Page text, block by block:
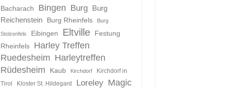
Bacharach Bingen Burg
Burg
Reichenstein
Burg Rheinfels Burg
Stolzenfels Eibingen Eltville
Festung
Rheinfels
Harley Treffen
Ruedesheim Harleytreffen
Rüdesheim
Kaub Kirchdorf
Kirchdorf in
Tirol
Kloster St. Hildegard Loreley Magic